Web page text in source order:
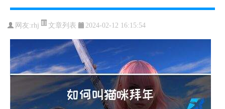
网友:rhj 文章列表 2024-02-12 16:15:54